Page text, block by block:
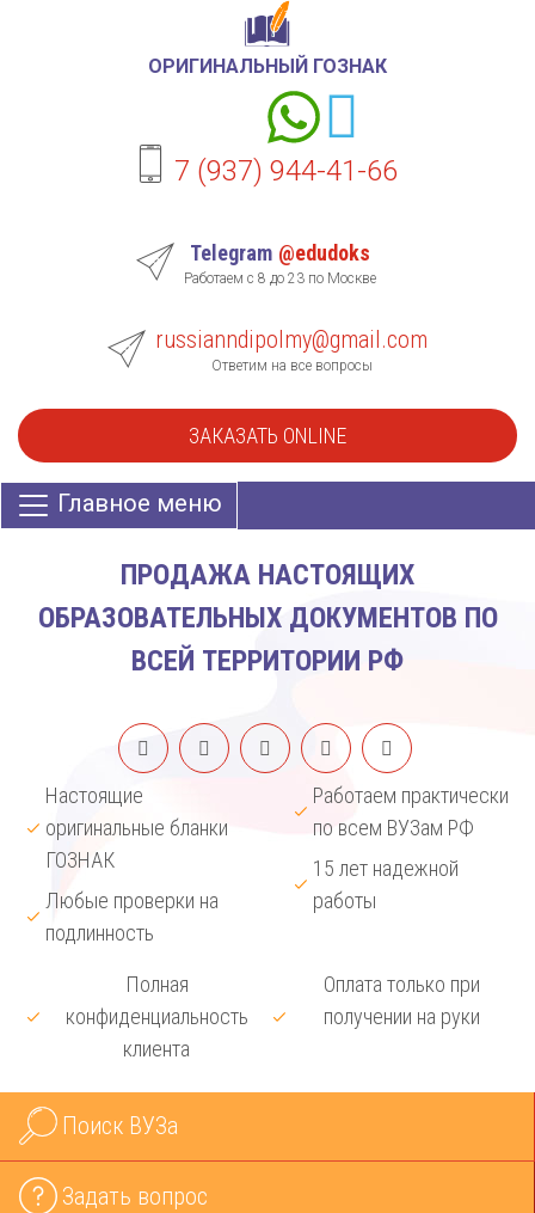
ОРИГИНАЛЬНЫЙ ГОЗНАК
7 (937) 944-41-66
Telegram @edudoks
Работаем с 8 до 23 по Москве
russianndipolmy@gmail.com
Ответим на все вопросы
ЗАКАЗАТЬ ONLINE
Главное меню
ПРОДАЖА НАСТОЯЩИХ
ОБРАЗОВАТЕЛЬНЫХ ДОКУМЕНТОВ ПО
ВСЕЙ ТЕРРИТОРИИ РФ
Настоящие
оригинальные бланки
ГОЗНАК
Любые проверки на
подлинность
Работаем практически
по всем ВУЗам РФ
15 лет надежной
работы
Полная
конфиденциальность
клиента
Оплата только при
получении на руки
Поиск ВУЗа
Задать вопрос